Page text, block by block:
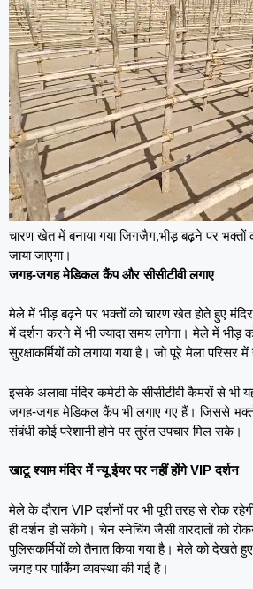
चारण खेत में बनाया गया जिगजैग,भीड़ बढ़ने पर भक्तों
जाया जाएगा।
जगह-जगह मेडिकल कैंप और सीसीटीवी लगाए
मेले में भीड़ बढ़ने पर भक्तों को चारण खेत होते हुए
में दर्शन करने में भी ज्यादा समय लगेगा। मेले में भीड़
सुरक्षाकर्मियों को लगाया गया है। जो पूरे मेला परिसर
इसके अलावा मंदिर कमेटी के सीसीटीवी कैमरों से भी
जगह-जगह मेडिकल कैंप भी लगाए गए हैं। जिससे भक्तों
संबंधी कोई परेशानी होने पर तुरंत उपचार मिल सके।
खाटू श्याम मंदिर में न्यू ईयर पर नहीं होंगे VIP दर्शन
मेले के दौरान VIP दर्शनों पर भी पूरी तरह से रोक
ही दर्शन हो सकेंगे। चेन स्नेचिंग जैसी वारदातों को
पुलिसकर्मियों को तैनात किया गया है। मेले को देखते
जगह पर पार्किंग व्यवस्था की गई है।